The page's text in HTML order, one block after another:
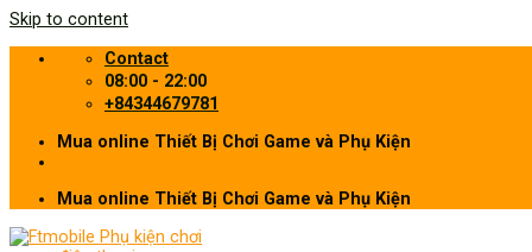
Skip to content
Contact
08:00 - 22:00
+84344679781
Mua online Thiết Bị Chơi Game và Phụ Kiện
Mua online Thiết Bị Chơi Game và Phụ Kiện